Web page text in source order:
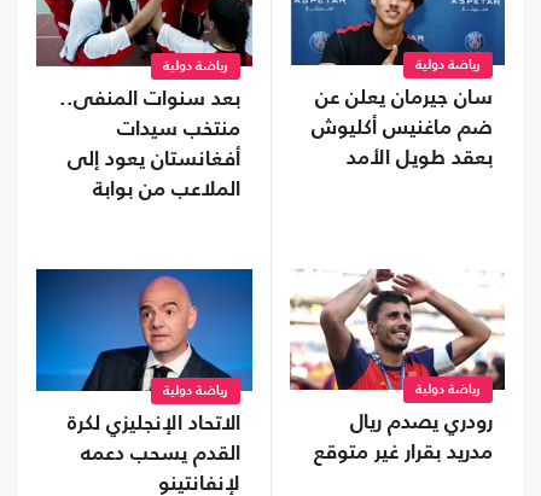
رياضة دولية
سان جيرمان يعلن عن
ضم ماغنيس أكليوش
بعقد طويل الأمد
رياضة دولية
بعد سنوات المنفى..
منتخب سيدات
أفغانستان يعود إلى
الملاعب من بوابة
رياضة دولية
رودري يصدم ريال
مدريد بقرار غير متوقع
رياضة دولية
الاتحاد الإنجليزي لكرة
القدم يسحب دعمه
لإنفانتينو